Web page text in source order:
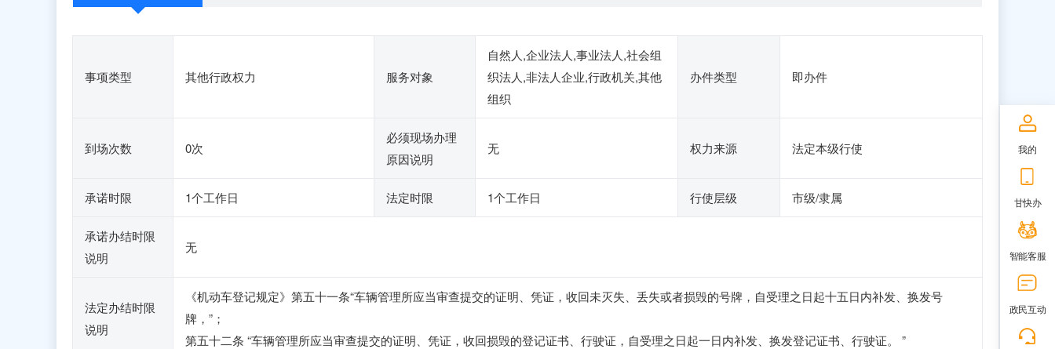
事项类型 其他行政权力 服务对象
自然人,企业法人,事业法人,社会组
织法人,非法人企业,行政机关,其他
组织
办件类型 即办件
到场次数 0次
必须现场办理
原因说明
无 权力来源 法定本级行使
承诺时限 1个工作日 法定时限 1个工作日 行使层级 市级/隶属
承诺办结时限
说明
无
法定办结时限
说明
《机动车登记规定》第五十一条“车辆管理所应当审查提交的证明、凭证，收回未灭失、丢失或者损毁的号牌，自受理之日起十五日内补发、换发号
牌，”；
第五十二条 “车辆管理所应当审查提交的证明、凭证，收回损毁的登记证书、行驶证，自受理之日起一日内补发、换发登记证书、行驶证。 ”
我的
甘快办
智能客服
政民互动